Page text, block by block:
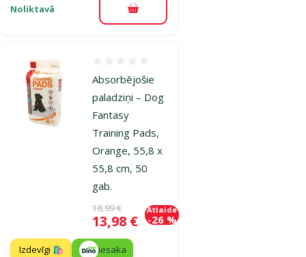
Noliktavā Pievienot grozam
Absorbējošie
paladziņi – Dog
Fantasy
Training Pads,
Orange, 55,8 x
55,8 cm, 50
gab.
Oriģinālā cena
18,99 €
Cena
13,98 €
Atlaide
-26 %
Izdevīgi 🛍️ iesaka